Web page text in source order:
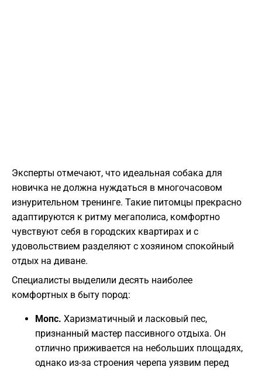
Эксперты отмечают, что идеальная собака для
новичка не должна нуждаться в многочасовом
изнурительном тренинге. Такие питомцы прекрасно
адаптируются к ритму мегаполиса, комфортно
чувствуют себя в городских квартирах и с
удовольствием разделяют с хозяином спокойный
отдых на диване.
Специалисты выделили десять наиболее
комфортных в быту пород:
Мопс. Харизматичный и ласковый пес,
признанный мастер пассивного отдыха. Он
отлично приживается на небольших площадях,
однако из-за строения черепа уязвим перед